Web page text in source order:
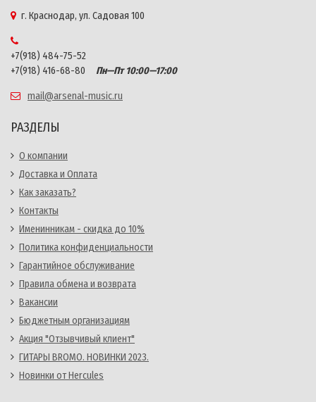
г. Краснодар, ул. Садовая 100
+7(918) 484-75-52
+7(918) 416-68-80
Пн—Пт 10:00—17:00
mail@arsenal-music.ru
РАЗДЕЛЫ
О компании
Доставка и Оплата
Как заказать?
Контакты
Именинникам - скидка до 10%
Политика конфиденциальности
Гарантийное обслуживание
Правила обмена и возврата
Вакансии
Бюджетным организациям
Акция "Отзывчивый клиент"
ГИТАРЫ BROMO. НОВИНКИ 2023.
Новинки от Hercules